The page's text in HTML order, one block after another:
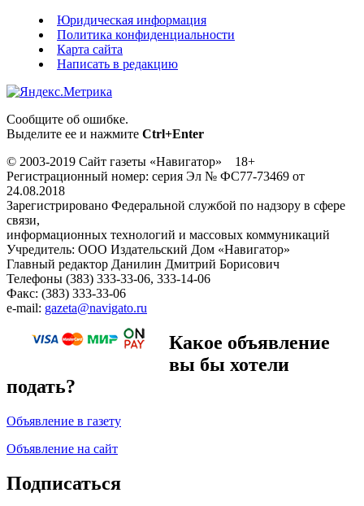
Юридическая информация
Политика конфиденциальности
Карта сайта
Написать в редакцию
Сообщите об ошибке.
Выделите ее и нажмите Ctrl+Enter
© 2003-2019 Сайт газеты «Навигатор» 18+
Регистрационный номер: серия Эл № ФС77-73469 от
24.08.2018
Зарегистрировано Федеральной службой по надзору в сфере
связи,
информационных технологий и массовых коммуникаций
Учредитель: ООО Издательский Дом «Навигатор»
Главный редактор Данилин Дмитрий Борисович
Телефоны (383) 333-33-06, 333-14-06
Факс: (383) 333-33-06
e-mail: gazeta@navigato.ru
Какое объявление
вы бы хотели
подать?
Объявление в газету
Объявление на сайт
Подписаться